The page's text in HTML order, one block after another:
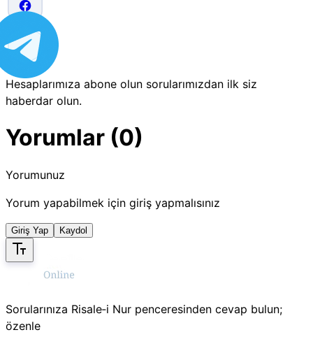
Hesaplarımıza abone olun sorularımızdan ilk siz
haberdar olun.
Yorumlar (0)
Yorumunuz
Yorum yapabilmek için giriş yapmalısınız
Giriş Yap Kaydol
Sorularınıza Risale‑i Nur penceresinden cevap bulun;
özenle